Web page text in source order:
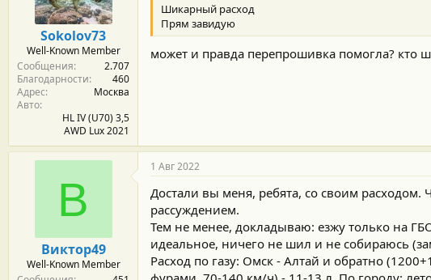
Sokolov73
Well-Known Member
Сообщения
2.707
Благодарности
460
Адрес
Москва
Авто
HL IV (U70) 3,5
AWD Lux 2021
Шикарный расход
Прям завидую
может и правда перепрошивка помогла? кто
В
Виктор49
Well-Known Member
1 Авг 2022
Достали вы меня, ребята, со своим расходом.
рассуждением.
Тем не менее, докладываю: езжу только на
идеальное, ничего не шил и не собираюсь
Расход по газу: Омск - Алтай и обратно